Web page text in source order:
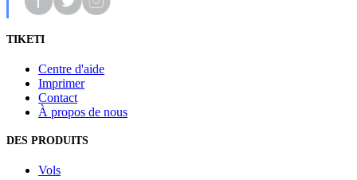
TIKETI
Centre d'aide
Imprimer
Contact
À propos de nous
DES PRODUITS
Vols